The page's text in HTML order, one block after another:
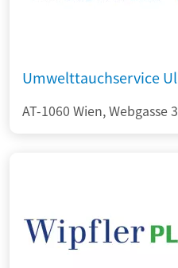
Umwelttauchservice
AT-1060 Wien, Webgasse